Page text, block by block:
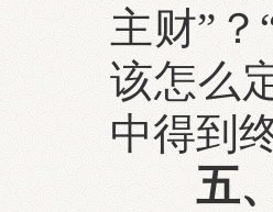
主财”
该怎么
中得到
五